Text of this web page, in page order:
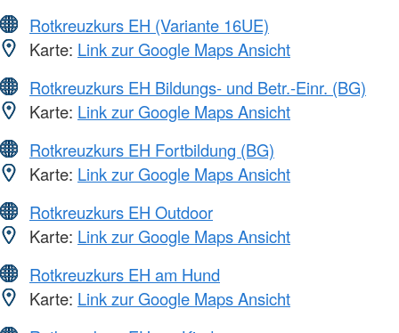
Rotkreuzkurs EH (Variante 16UE)
Karte: Link zur Google Maps Ansicht
Rotkreuzkurs EH Bildungs- und Betr.-Einr. (BG)
Karte: Link zur Google Maps Ansicht
Rotkreuzkurs EH Fortbildung (BG)
Karte: Link zur Google Maps Ansicht
Rotkreuzkurs EH Outdoor
Karte: Link zur Google Maps Ansicht
Rotkreuzkurs EH am Hund
Karte: Link zur Google Maps Ansicht